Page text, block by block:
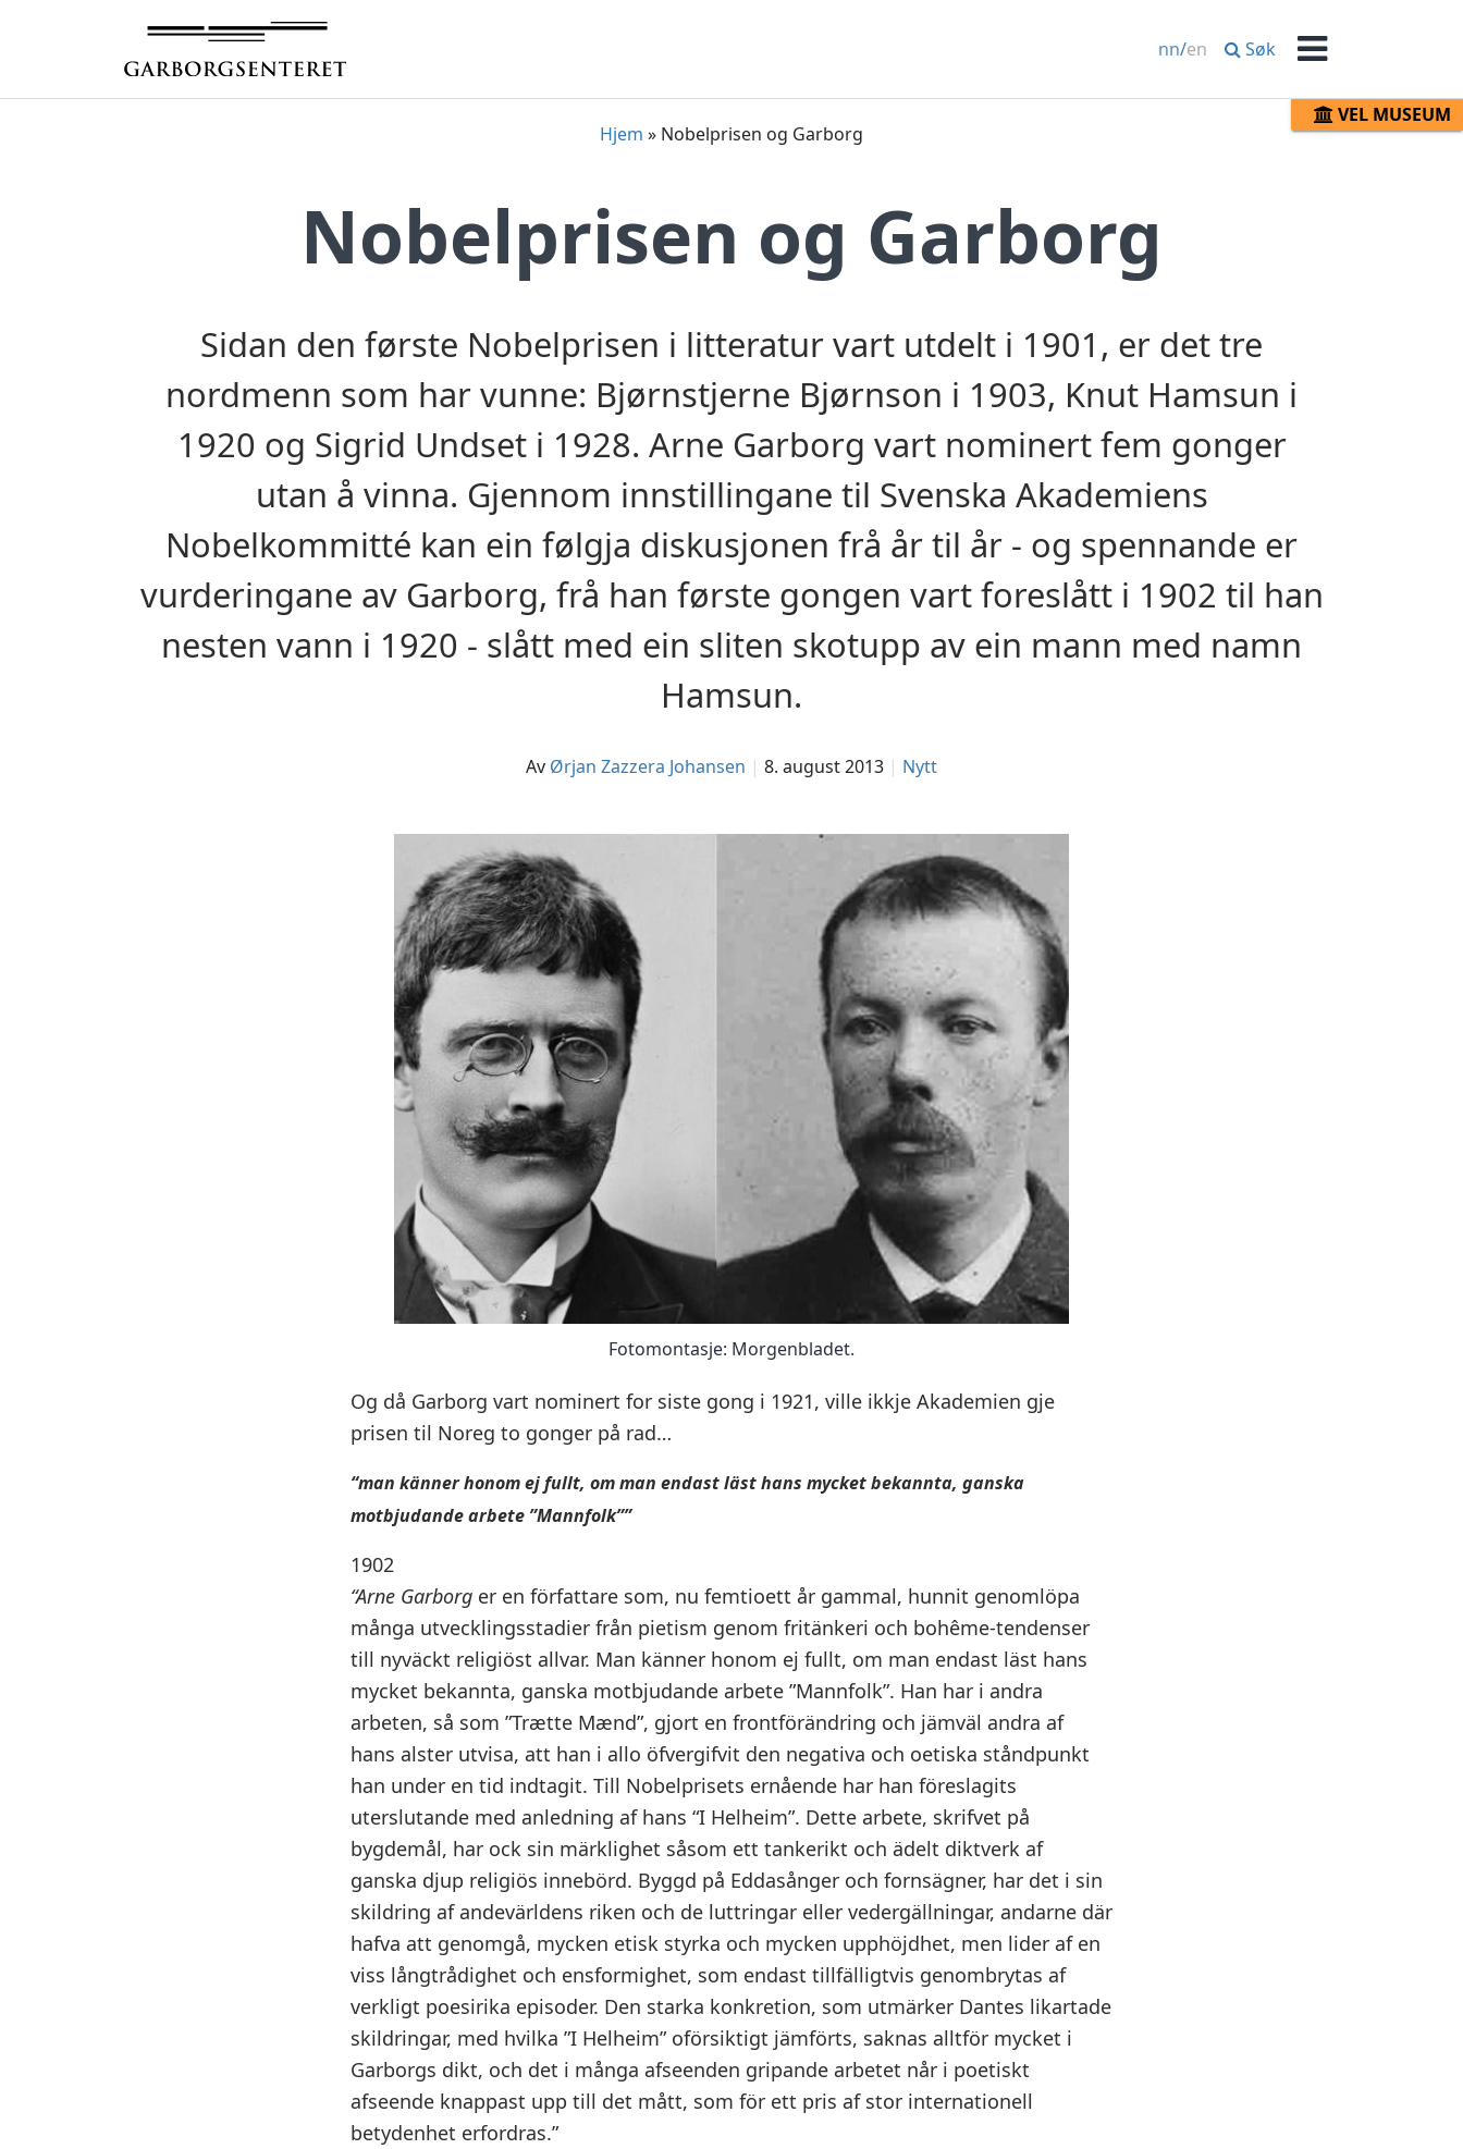
nn/en Søk
Hjem » Nobelprisen og Garborg
VEL MUSEUM
Nobelprisen og Garborg
Sidan den første Nobelprisen i litteratur vart utdelt i 1901, er det tre
nordmenn som har vunne: Bjørnstjerne Bjørnson i 1903, Knut Hamsun i
1920 og Sigrid Undset i 1928. Arne Garborg vart nominert fem gonger
utan å vinna. Gjennom innstillingane til Svenska Akademiens
Nobelkommitté kan ein følgja diskusjonen frå år til år - og spennande er
vurderingane av Garborg, frå han første gongen vart foreslått i 1902 til han
nesten vann i 1920 - slått med ein sliten skotupp av ein mann med namn
Hamsun.
av Ørjan Zazzera Johansen 8. august 2013 Nytt
Fotomontasje: Morgenbladet.
Og då Garborg vart nominert for siste gong i 1921, ville ikkje Akademien gje
prisen til Noreg to gonger på rad…
“man känner honom ej fullt, om man endast läst hans mycket bekannta, ganska
motbjudande arbete ”Mannfolk””
1902
“Arne Garborg er en författare som, nu femtioett år gammal, hunnit genomlöpa
många utvecklingsstadier från pietism genom fritänkeri och bohême-tendenser
till nyväckt religiöst allvar. Man känner honom ej fullt, om man endast läst hans
mycket bekannta, ganska motbjudande arbete ”Mannfolk”. Han har i andra
arbeten, så som ”Trætte Mænd”, gjort en frontförändring och jämväl andra af
hans alster utvisa, att han i allo öfvergifvit den negativa och oetiska ståndpunkt
han under en tid indtagit. Till Nobelprisets ernående har han föreslagits
uterslutande med anledning af hans “I Helheim”. Dette arbete, skrifvet på
bygdemål, har ock sin märklighet såsom ett tankerikt och ädelt diktverk af
ganska djup religiös innebörd. Byggd på Eddasånger och fornsägner, har det i sin
skildring af andevärldens riken och de luttringar eller vedergällningar, andarne där
hafva att genomgå, mycken etisk styrka och mycken upphöjdhet, men lider af en
viss långtrådighet och ensformighet, som endast tillfälligtvis genombrytas af
verkligt poesirika episoder. Den starka konkretion, som utmärker Dantes likartade
skildringar, med hvilka ”I Helheim” oförsiktigt jämförts, saknas alltför mycket i
Garborgs dikt, och det i många afseenden gripande arbetet når i poetiskt
afseende knappast upp till det mått, som för ett pris af stor internationell
betydenhet erfordras.”